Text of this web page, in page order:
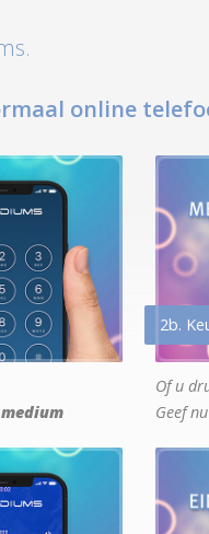
online
2b.
Of u
Geef